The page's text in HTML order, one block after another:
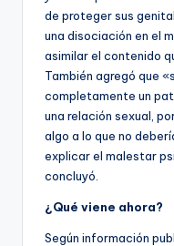
de proteger sus
una disociación en el
asimilar el contenido
También agregó que
completamente un
una relación sexual,
algo a lo que no
explicar el malestar
concluyó.
¿Qué viene ahora?
Según información